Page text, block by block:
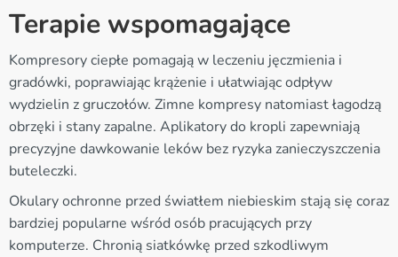
Terapie wspomagające
Kompresory ciepłe pomagają w leczeniu jęczmienia i
gradówki, poprawiając krążenie i ułatwiając odpływ
wydzielin z gruczołów. Zimne kompresy natomiast łagodzą
obrzęki i stany zapalne. Aplikatory do kropli zapewniają
precyzyjne dawkowanie leków bez ryzyka zanieczyszczenia
buteleczki.
Okulary ochronne przed światłem niebieskim stają się coraz
bardziej popularne wśród osób pracujących przy
komputerze. Chronią siatkówkę przed szkodliwym